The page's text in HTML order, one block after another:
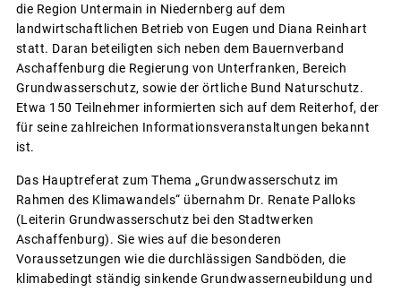
die Region Untermain in Niedernberg auf dem
landwirtschaftlichen Betrieb von Eugen und Diana Reinhart
statt. Daran beteiligten sich neben dem Bauernverband
Aschaffenburg die Regierung von Unterfranken, Bereich
Grundwasserschutz, sowie der örtliche Bund Naturschutz.
Etwa 150 Teilnehmer informierten sich auf dem Reiterhof, der
für seine zahlreichen Informationsveranstaltungen bekannt
ist.
Das Hauptreferat zum Thema „Grundwasserschutz im
Rahmen des Klimawandels“ übernahm Dr. Renate Palloks
(Leiterin Grundwasserschutz bei den Stadtwerken
Aschaffenburg). Sie wies auf die besonderen
Voraussetzungen wie die durchlässigen Sandböden, die
klimabedingt ständig sinkende Grundwasserneubildung und